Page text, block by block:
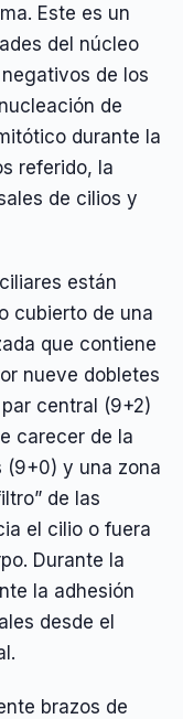
Este es un
del núcleo
de los
de
durante la
referido, la
de cilios y
están
cubierto de una
que contiene
nueve dobletes
central (9+2)
carecer de la
(9+0) y una zona
de las
el cilio o fuera
Durante la
la adhesión
desde el
brazos de